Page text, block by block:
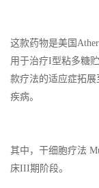
这款药物是美国
用于治疗I型粘多糖
款疗法的适应症拓
疾病。
其中，干细胞疗法
床III期阶段。